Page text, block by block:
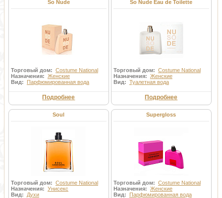
So Nude
Торговый дом: Costume National
Назначения: Женские
Вид: Парфюмированная вода
Подробнее
So Nude Eau de Toilette
Торговый дом: Costume National
Назначения: Женские
Вид: Туалетная вода
Подробнее
Soul
Торговый дом: Costume National
Назначения: Унисекс
Вид: Духи
Supergloss
Торговый дом: Costume National
Назначения: Женские
Вид: Парфюмированная вода